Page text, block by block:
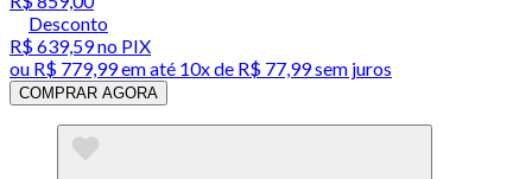
Desconto
R$ 639,59no PIX
ou R$ 779,99em até 10x de R$ 77,99 sem juros
COMPRAR AGORA